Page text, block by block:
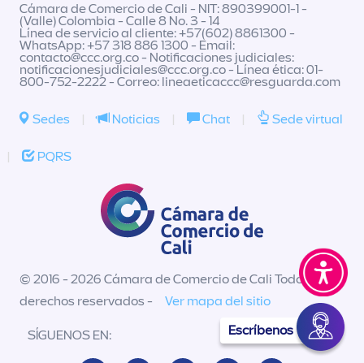
Escríbenos
Cámara de Comercio de Cali - NIT: 890399001-1 -
(Valle) Colombia - Calle 8 No. 3 - 14
Línea de servicio al cliente: +57(602) 8861300 -
WhatsApp: +57 318 886 1300 - Email:
contacto@ccc.org.co- Notificaciones judiciales:
notificacionesjudiciales@ccc.org.co- Línea ética: 01-
800-752-2222 - Correo: lineaeticaccc@resguarda.com
Sedes | Noticias | Chat | Sede virtual
| PQRS
© 2016 - 2026 Cámara de Comercio de Cali Todos los
derechos reservados -
Ver mapa del sitio
SÍGUENOS EN: